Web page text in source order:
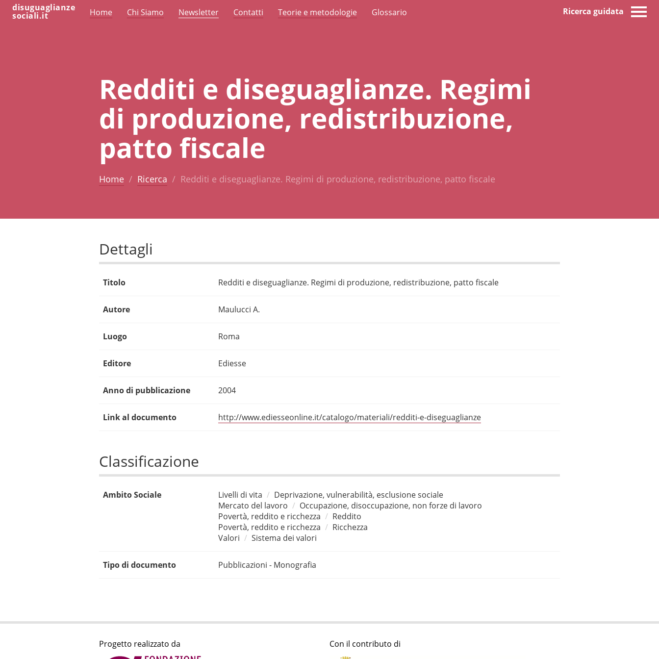
disuguaglianze
sociali.it Home Chi Siamo Newsletter Contatti Teorie e metodologie Glossario Ricerca guidata
Redditi e diseguaglianze. Regimi
di produzione, redistribuzione,
patto fiscale
Home Ricerca Redditi e diseguaglianze. Regimi di produzione, redistribuzione, patto fiscale
Dettagli
Titolo Redditi e diseguaglianze. Regimi di produzione, redistribuzione, patto fiscale
Autore Maulucci A.
Luogo Roma
Editore Ediesse
Anno di pubblicazione 2004
Link al documento http://www.ediesseonline.it/catalogo/materiali/redditi-e-diseguaglianze
Classificazione
Ambito Sociale Livelli di vita
Deprivazione, vulnerabilità, esclusione sociale
Mercato del lavoro
Occupazione, disoccupazione, non forze di lavoro
Povertà, reddito e ricchezza
Reddito
Povertà, reddito e ricchezza
Ricchezza
Valori
Sistema dei valori
Tipo di documento Pubblicazioni - Monografia
Progetto realizzato da Con il contributo di